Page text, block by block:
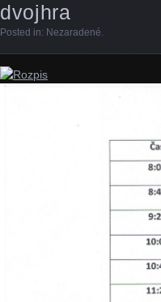
dvojhra
Posted in: Nezaradené.